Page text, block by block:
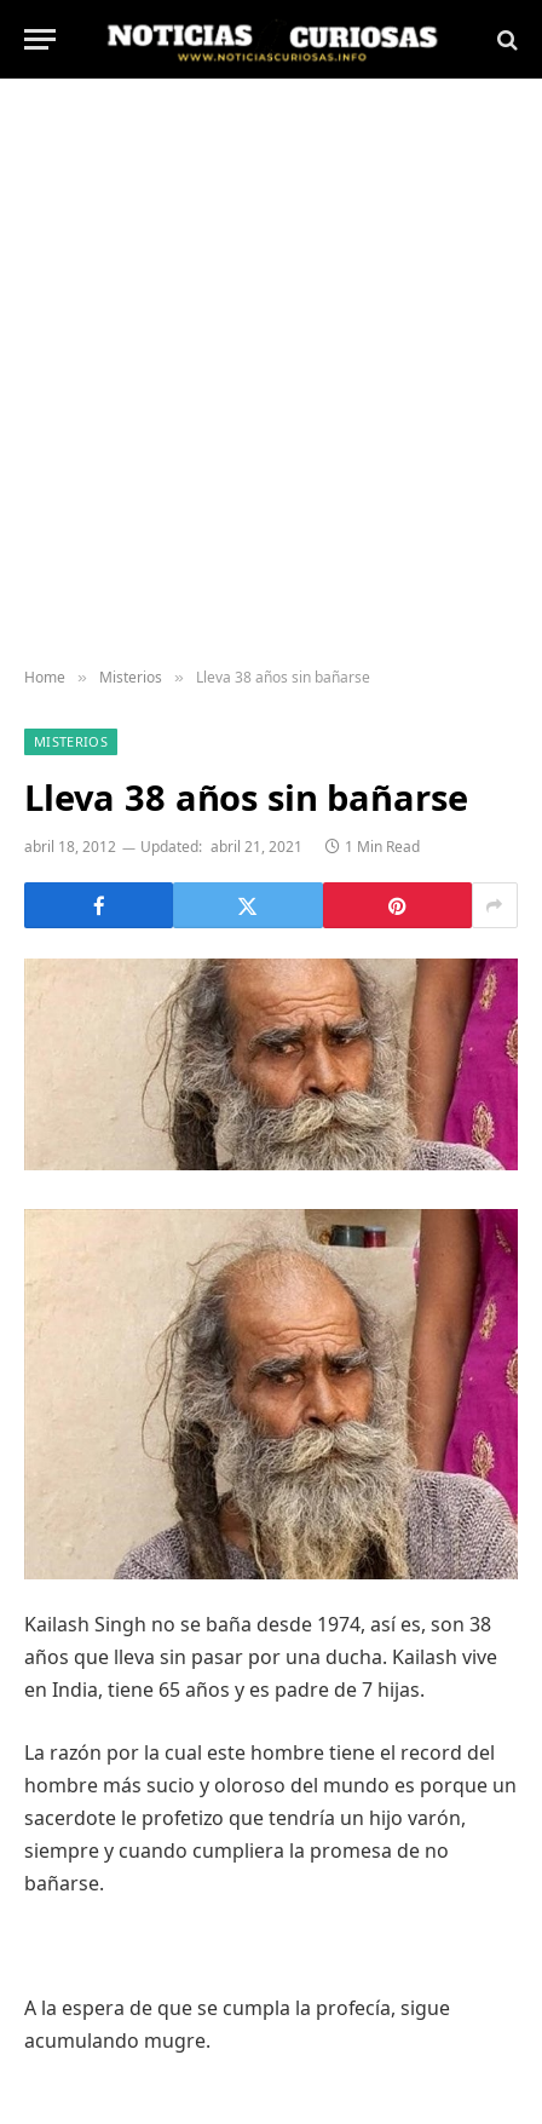
Home » Misterios » Lleva 38 años sin bañarse
MISTERIOS
Lleva 38 años sin bañarse
abril 18, 2012 Updated: abril 21, 2021 1 Min Read
Kailash Singh no se baña desde 1974, así es, son 38
años que lleva sin pasar por una ducha. Kailash vive
en India, tiene 65 años y es padre de 7 hijas.
La razón por la cual este hombre tiene el record del
hombre más sucio y oloroso del mundo es porque un
sacerdote le profetizo que tendría un hijo varón,
siempre y cuando cumpliera la promesa de no
bañarse.
A la espera de que se cumpla la profecía, sigue
acumulando mugre.